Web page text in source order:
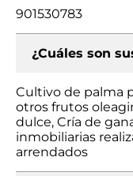
901530783
¿Cuáles son
Cultivo de palma
otros frutos
dulce, Cría de
inmobiliarias
arrendados